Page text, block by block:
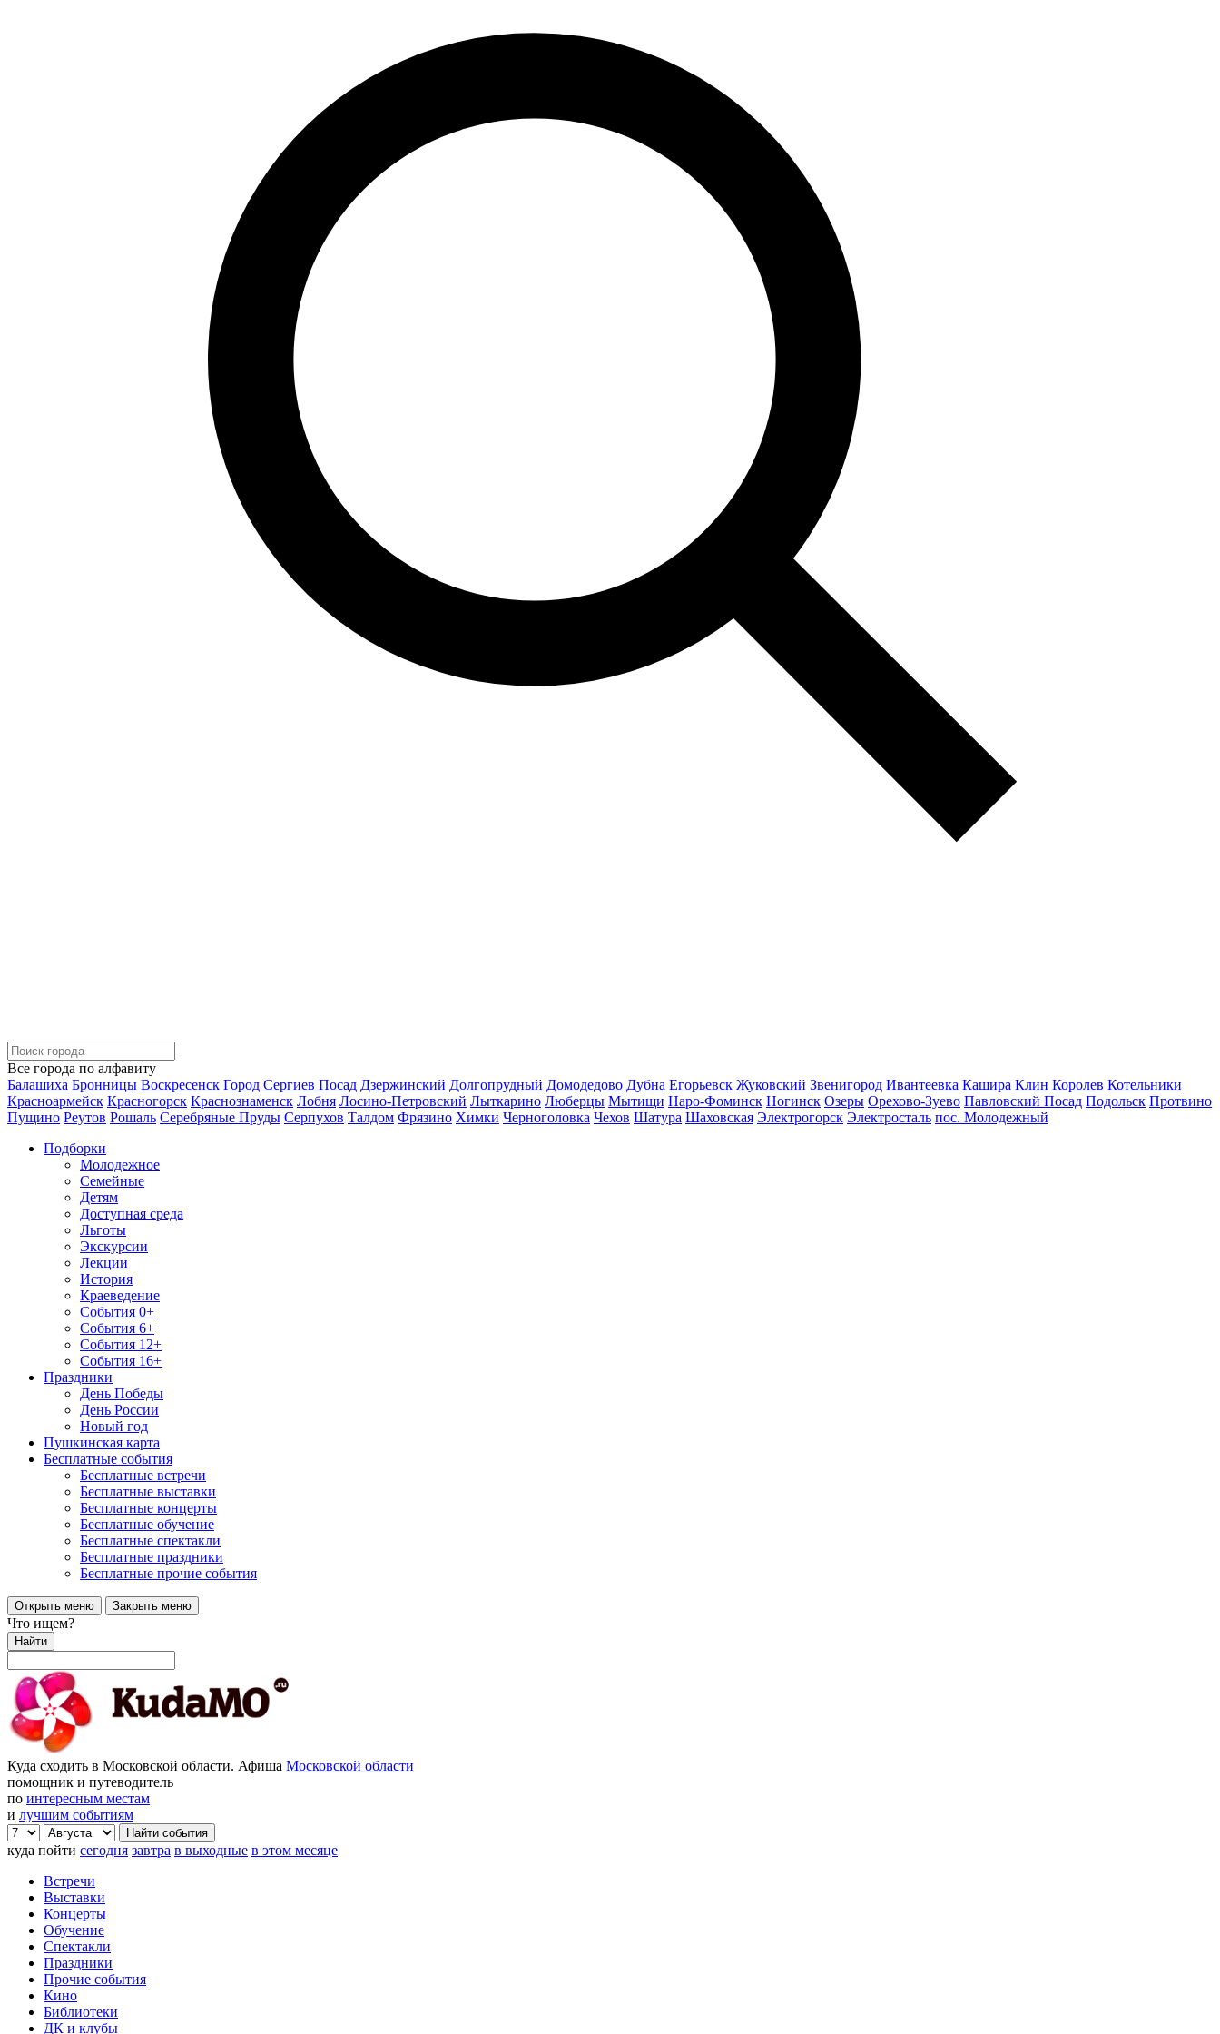
Все города по алфавиту
Балашиха Бронницы Воскресенск Город Сергиев Посад Дзержинский Долгопрудный Домодедово Дубна Егорьевск Жуковский Звенигород Ивантеевка Кашира Клин Королев Котельники
Красноармейск Красногорск Краснознаменск Лобня Лосино-Петровский Лыткарино Люберцы Мытищи Наро-Фоминск Ногинск Озеры Орехово-Зуево Павловский Посад Подольск Протвино
Пущино Реутов Рошаль Серебряные Пруды Серпухов Талдом Фрязино Химки Черноголовка Чехов Шатура Шаховская Электрогорск Электросталь пос. Молодежный
Подборки
Молодежное
Семейные
Детям
Доступная среда
Льготы
Экскурсии
Лекции
История
Краеведение
События 0+
События 6+
События 12+
События 16+
Праздники
День Победы
День России
Новый год
Пушкинская карта
Бесплатные события
Бесплатные встречи
Бесплатные выставки
Бесплатные концерты
Бесплатные обучение
Бесплатные спектакли
Бесплатные праздники
Бесплатные прочие события
Открыть меню Закрыть меню
Что ищем?
Найти
Куда сходить в Московской области. Афиша Московской области
помощник и путеводитель
по интересным местам
и лучшим событиям
куда пойти сегодня завтра в выходные в этом месяце
Встречи
Выставки
Концерты
Обучение
Спектакли
Праздники
Прочие события
Кино
Библиотеки
ДК и клубы